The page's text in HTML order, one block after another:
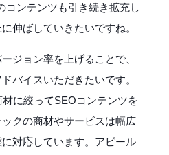
コンテンツも引き続き拡充し
伸ばしていきたいですね。
ジョン率を上げることで、
バイスいただきたいです。
に絞ってSEOコンテンツを
クの商材やサービスは幅広
対応しています。アピール